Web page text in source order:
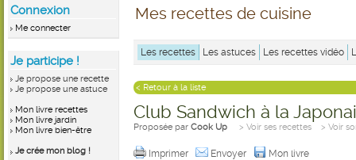
Connexion
Me connecter
Je participe !
Je propose une recette
Je propose une astuce
Mon livre recettes
Mon livre jardin
Mon livre bien-être
Je crée mon blog !
Mes recettes de cuisine
Les recettes Les astuces Les recettes vidéo
< Retour à la liste
Club Sandwich à la
Proposée par Cook Up > Voir ses recettes > Voir
Imprimer Envoyer Mon livre